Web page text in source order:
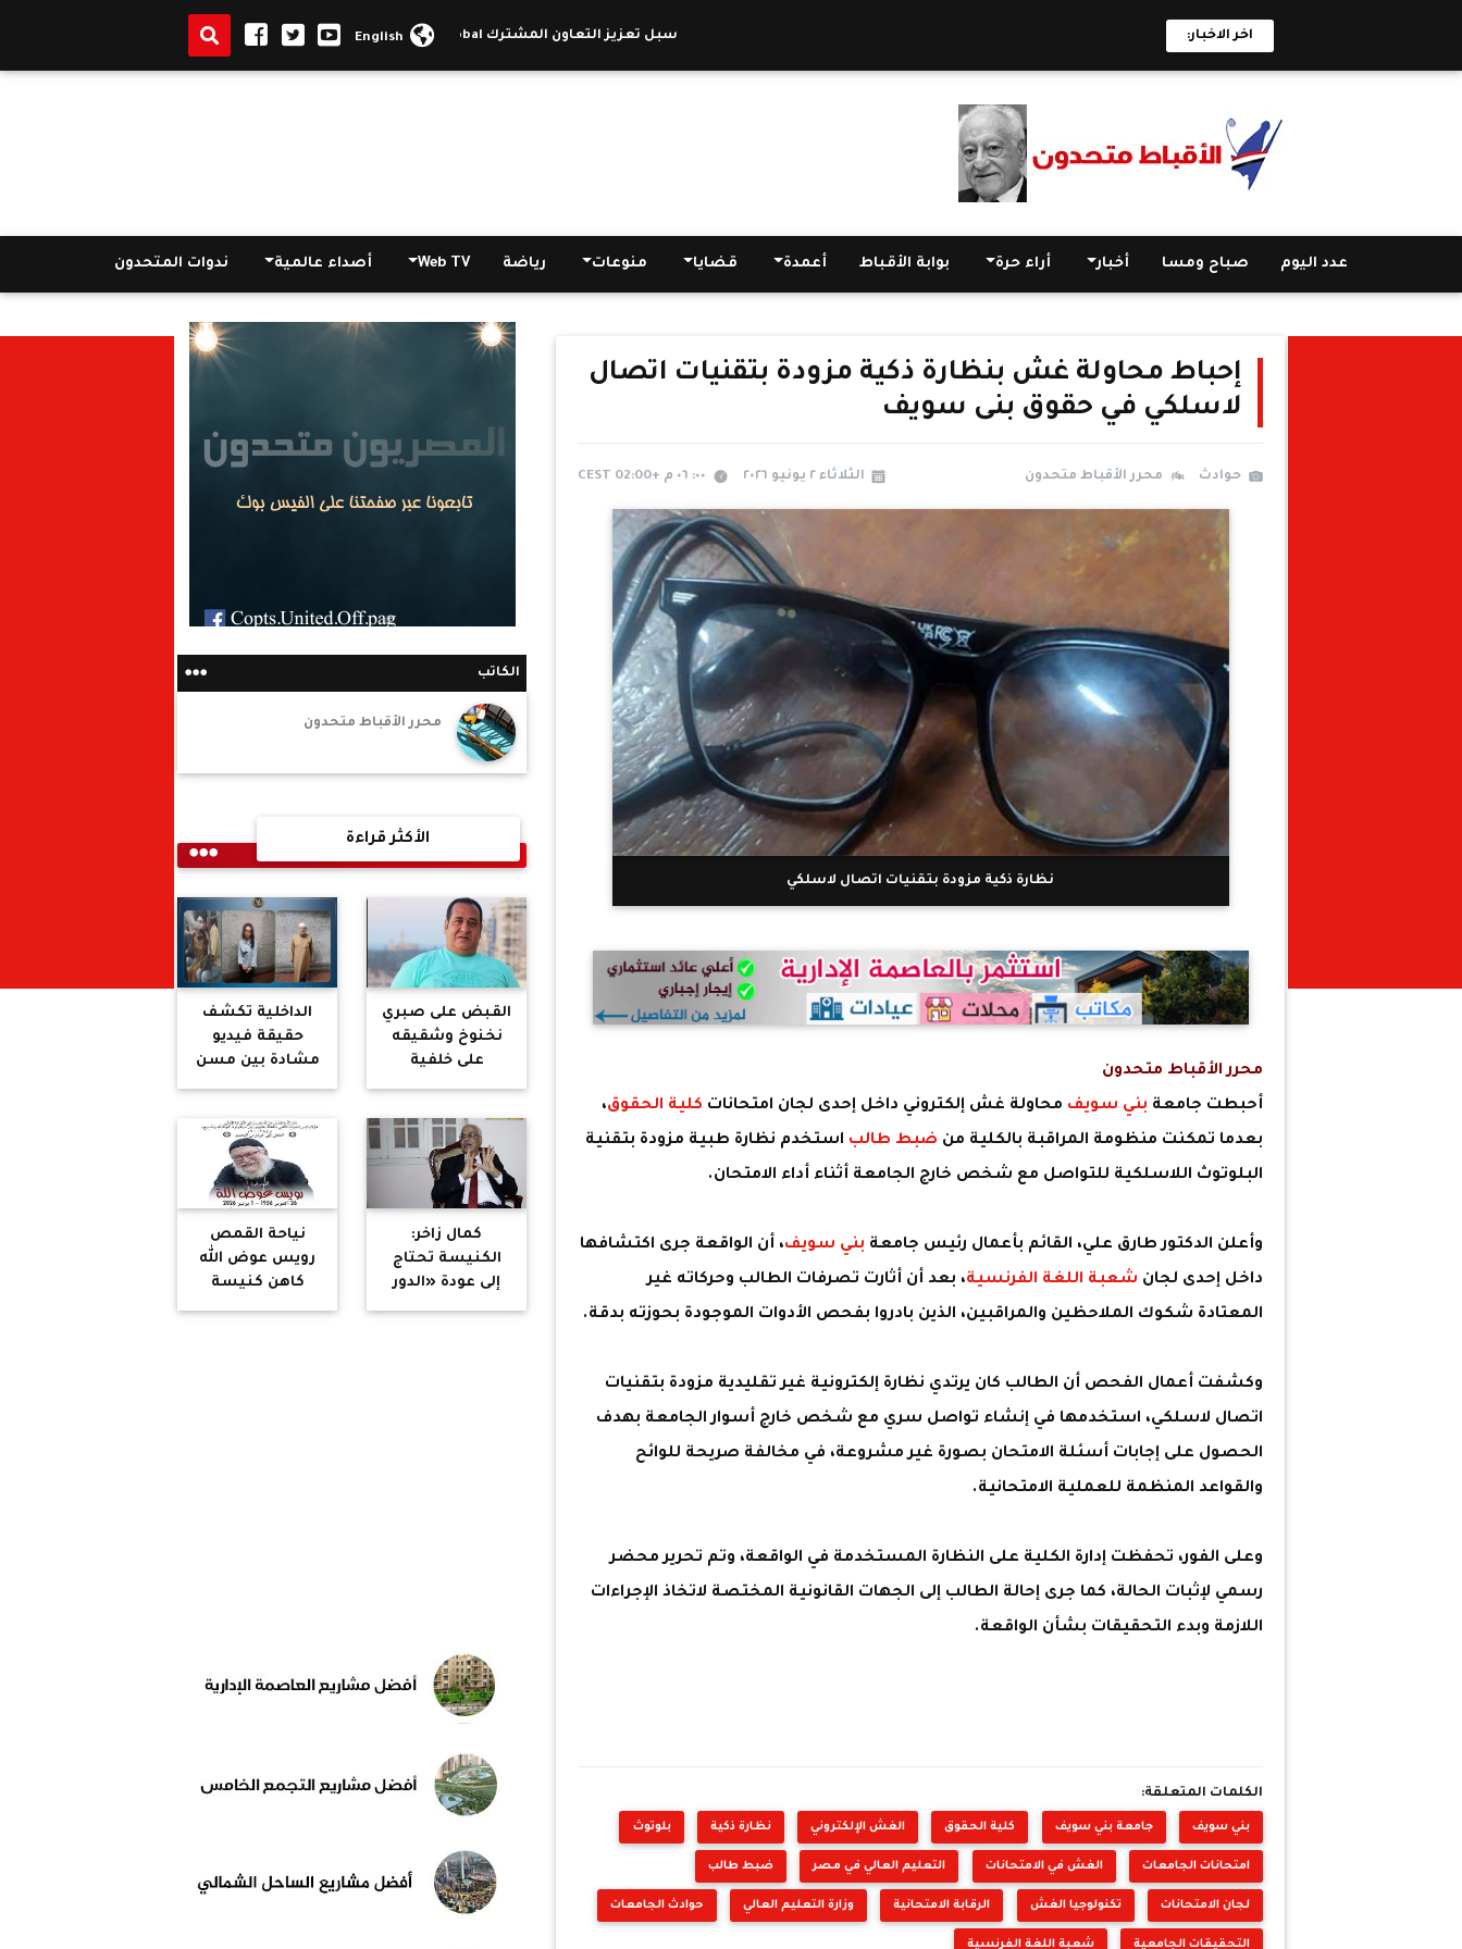
اخر الاخبار: وزير السياحة والآثار يبحث مع سفير سنغافورة بالقاهرة والرئيس التنفيذي لمجموعة NEON Global سبل تعزيز التعاون المشترك English
عدد اليوم صباح ومسا أخبار أراء حرة بوابة الأقباط أعمدة قضايا منوعات رياضة Web TV أصداء عالمية ندوات المتحدون
إحباط محاولة غش بنظارة ذكية مزودة بتقنيات اتصال
لاسلكي في حقوق بنى سويف
حوادث محرر الأقباط متحدون الثلاثاء ٢ يونيو ٢٠٢٦ ٠٠: ٠٦ م +02:00 CEST
نظارة ذكية مزودة بتقنيات اتصال لاسلكي
محرر الأقباط متحدون
أحبطت جامعة بني سويف محاولة غش إلكتروني داخل إحدى لجان امتحانات كلية الحقوق،
بعدما تمكنت منظومة المراقبة بالكلية من ضبط طالب استخدم نظارة طبية مزودة بتقنية
البلوتوث اللاسلكية للتواصل مع شخص خارج الجامعة أثناء أداء الامتحان.
وأعلن الدكتور طارق علي، القائم بأعمال رئيس جامعة بني سويف، أن الواقعة جرى اكتشافها
داخل إحدى لجان شعبة اللغة الفرنسية، بعد أن أثارت تصرفات الطالب وحركاته غير
المعتادة شكوك الملاحظين والمراقبين، الذين بادروا بفحص الأدوات الموجودة بحوزته بدقة.
وكشفت أعمال الفحص أن الطالب كان يرتدي نظارة إلكترونية غير تقليدية مزودة بتقنيات
اتصال لاسلكي، استخدمها في إنشاء تواصل سري مع شخص خارج أسوار الجامعة بهدف
الحصول على إجابات أسئلة الامتحان بصورة غير مشروعة، في مخالفة صريحة للوائح
والقواعد المنظمة للعملية الامتحانية.
وعلى الفور، تحفظت إدارة الكلية على النظارة المستخدمة في الواقعة، وتم تحرير محضر
رسمي لإثبات الحالة، كما جرى إحالة الطالب إلى الجهات القانونية المختصة لاتخاذ الإجراءات
اللازمة وبدء التحقيقات بشأن الواقعة.
الكلمات المتعلقة:
بني سويف جامعة بني سويف كلية الحقوق الغش الإلكتروني نظارة ذكية بلوتوث
امتحانات الجامعات الغش في الامتحانات التعليم العالي في مصر ضبط طالب
لجان الامتحانات تكنولوجيا الغش الرقابة الامتحانية وزارة التعليم العالي حوادث الجامعات
التحقيقات الجامعية شعبة اللغة الفرنسية
الكاتب
محرر الأقباط متحدون
الأكثر قراءة
القبض على صبري
نخنوخ وشقيقه
على خلفية
مشاجرة بالقاهرة
الداخلية تكشف
حقيقة فيديو
مشادة بين مسن
وسيدة داخل مترو
كمال زاخر:
الكنيسة تحتاج
إلى عودة «الدور
نياحة القمص
رويس عوض الله
كاهن كنيسة